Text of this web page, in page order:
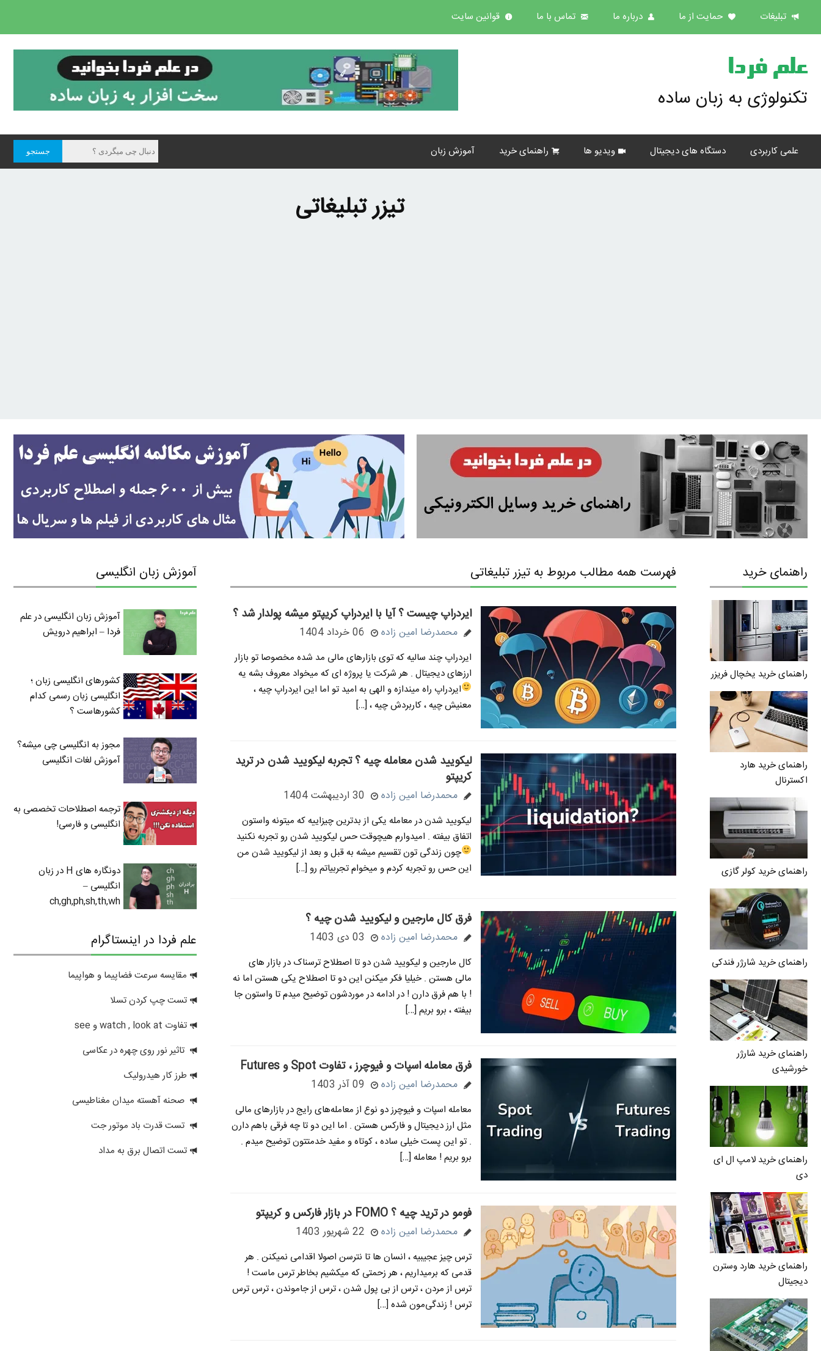
تبلیغات حمایت از ما درباره ما تماس با ما قوانین سایت
علم فردا
تکنولوژی به زبان ساده
علمی کاربردی دستگاه های دیجیتال ویدیو ها راهنمای خرید آموزش زبان
تیزر تبلیغاتی
راهنمای خرید
راهنمای خرید یخچال فریزر
راهنمای خرید هارد
اکسترنال
راهنمای خرید کولر گازی
راهنمای خرید شارژر فندکی
راهنمای خرید شارژر
خورشیدی
راهنمای خرید لامپ ال ای
دی
راهنمای خرید هارد وسترن
دیجیتال
فهرست همه مطالب مربوط به تیزر تبلیغاتی
ایردراپ چیست ؟ آیا با ایردراپ کریپتو میشه پولدار شد ؟
محمدرضا امین زاده 06 خرداد 1404
ایردراپ چند سالیه که توی بازارهای مالی مد شده مخصوصا تو بازار
ارزهای دیجیتال . هر شرکت یا پروژه ای که میخواد معروف بشه یه
ایردراپ راه میندازه و الهی به امید تو اما این ایردراپ چیه ،
معنیش چیه ، کاربردش چیه ، […]
لیکویید شدن معامله چیه ؟ تجربه لیکویید شدن در ترید
کریپتو
محمدرضا امین زاده 30 اردیبهشت 1404
لیکویید شدن در معامله یکی از بدترین چیزاییه که میتونه واستون
اتفاق بیفته . امیدوارم هیچوقت حس لیکویید شدن رو تجربه نکنید
چون زندگی تون تقسیم میشه به قبل و بعد از لیکویید شدن من
این حس رو تجربه کردم و میخوام تجربیاتم رو […]
فرق کال مارجین و لیکویید شدن چیه ؟
محمدرضا امین زاده 03 دی 1403
کال مارجین و لیکویید شدن دو تا اصطلاح ترسناک در بازار های
مالی هستن . خیلیا فکر میکنن این دو تا اصطلاح یکی هستن اما نه
! با هم فرق دارن ! در ادامه در موردشون توضیح میدم تا واستون جا
بیفته ، برو بریم […]
فرق معامله اسپات و فیوچرز ، تفاوت Spot و Futures
محمدرضا امین زاده 09 آذر 1403
معامله اسپات و فیوچرز دو نوع از معامله‌های رایج در بازارهای مالی
مثل ارز دیجیتال و فارکس هستن . اما این دو تا چه فرقی باهم دارن
. تو این پست خیلی ساده ، کوتاه و مفید خدمتتون توضیح میدم .
برو بریم ! معامله […]
فومو در ترید چیه ؟ FOMO در بازار فارکس و کریپتو
محمدرضا امین زاده 22 شهریور 1403
ترس چیز عجیبیه ، انسان ها تا نترسن اصولا اقدامی نمیکنن . هر
قدمی که برمیداریم ، هر زحمتی که میکشیم بخاطر ترس ماست !
ترس از مردن ، ترس از بی پول شدن ، ترس از جاموندن ، ترس ترس
ترس ! زندگی‌مون شده […]
آموزش زبان انگلیسی
آموزش زبان انگلیسی در علم
فردا – ابراهیم درویش
کشورهای انگلیسی زبان ؛
انگلیسی زبان رسمی کدام
کشورهاست ؟
مجوز به انگلیسی چی میشه؟
آموزش لغات انگلیسی
ترجمه اصطلاحات تخصصی به
انگلیسی و فارسی!
دونگاره های H در زبان
انگلیسی –
ch,gh,ph,sh,th,wh
علم فردا در اینستاگرام
مقایسه سرعت فضاپیما و هواپیما
تست چپ کردن تسلا
تفاوت watch , look at و see
تاثیر نور روی چهره در عکاسی
طرز کار هیدرولیک
صحنه آهسته میدان مغناطیسی
تست قدرت باد موتور جت
تست اتصال برق به مداد